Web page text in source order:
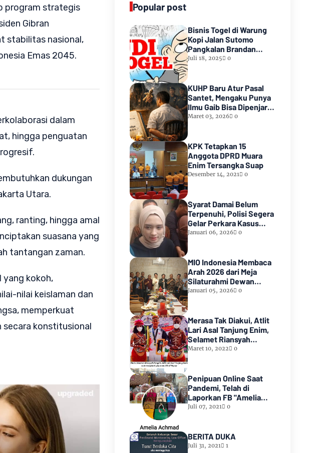
program strategis
Gibran
stabilitas nasional,
Emas 2045.
dalam
hingga penguatan
dukungan
Utara.
ranting, hingga amal
suasana yang
tantangan zaman.
yang kokoh,
nilai keislaman dan
memperkuat
secara konstitusional
Popular post
Bisnis Togel di Warung
Kopi Jalan Sutomo
Pangkalan Brandan
Diduga Kebal Hukum
Juli 18, 2025 0
KUHP Baru Atur Pasal
Santet, Mengaku Punya
Ilmu Gaib Bisa Dipenjara
1,5 Tahun
Maret 03, 2026 0
KPK Tetapkan 15
Anggota DPRD Muara
Enim Tersangka Suap
Desember 14, 2021 0
Syarat Damai Belum
Terpenuhi, Polisi Segera
Gelar Perkara Kasus
Dugaan Perzinaan Inara
Januari 06, 2026 0
MIO Indonesia Membaca
Arah 2026 dari Meja
Silaturahmi Dewan
Kehormatan
Januari 05, 2026 0
Merasa Tak Diakui, Atlit
Lari Asal Tanjung Enim,
Selamet Riansyah
Sukses di Papua dan
Maret 10, 2022 0
Penipuan Online Saat
Pandemi, Telah di
Laporkan FB "Amelia
Achmad"
Juli 07, 2021 0
BERITA DUKA
Juli 31, 2021 1